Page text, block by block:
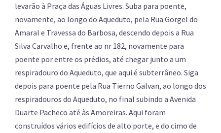
levarão à Praça das Águas Livres. Suba para poente,
novamente, ao longo do Aqueduto, pela Rua Gorgel do
Amaral e Travessa do Barbosa, descendo depois a Rua
Silva Carvalho e, frente ao nr 182, novamente para
poente por entre os prédios, até chegar junto a um
respiradouro do Aqueduto, que aqui é subterrâneo. Siga
depois para poente pela Rua Tierno Galvan, ao longo dos
respiradouros do Aqueduto, no final subindo a Avenida
Duarte Pacheco até às Amoreiras. Aqui foram
construídos vários edifícios de alto porte, e do cimo de